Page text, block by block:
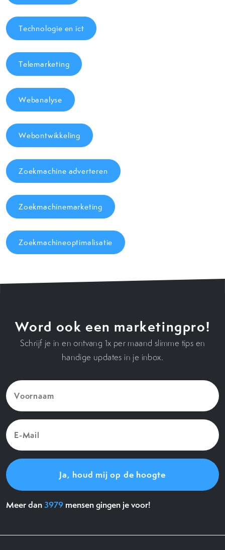
Technologie en ict
Telemarketing
Webanalyse
Webontwikkeling
Zoekmachine adverteren
Zoekmachinemarketing
Zoekmachineoptimalisatie
Word ook een marketingpro!
Schrijf je in en ontvang 1x per maand slimme tips en
handige updates in je inbox.
Voornaam
(Vereist)
E-
Mail
(Vereist)
Meer dan3979 mensen gingen je voor!